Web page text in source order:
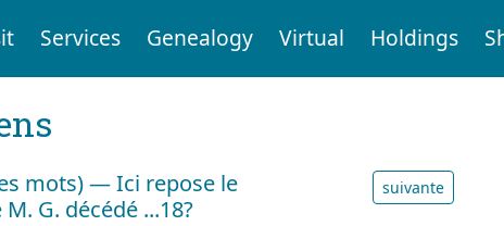
Services Genealogy Virtual Holdings
mots) — Ici repose le
G. décédé ...18?
suivante